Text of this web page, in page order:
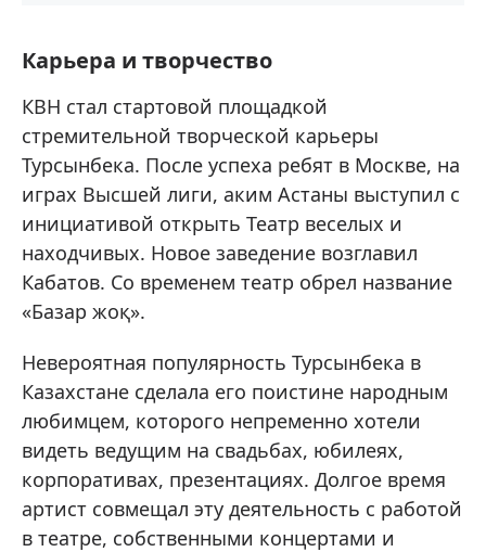
Карьера и творчество
КВН стал стартовой площадкой
стремительной творческой карьеры
Турсынбека. После успеха ребят в Москве, на
играх Высшей лиги, аким Астаны выступил с
инициативой открыть Театр веселых и
находчивых. Новое заведение возглавил
Кабатов. Со временем театр обрел название
«Базар жоқ».
Невероятная популярность Турсынбека в
Казахстане сделала его поистине народным
любимцем, которого непременно хотели
видеть ведущим на свадьбах, юбилеях,
корпоративах, презентациях. Долгое время
артист совмещал эту деятельность с работой
в театре, собственными концертами и